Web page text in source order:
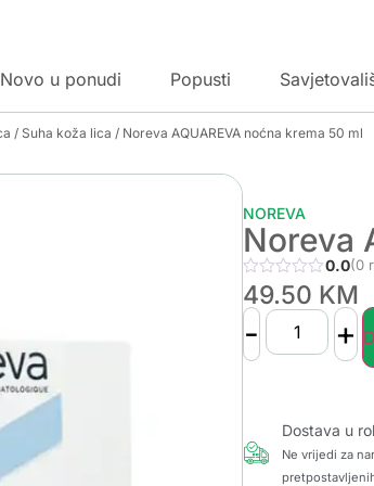
Novo u ponudi Popusti
/ Suha koža lica / Noreva AQUAREVA noćna krema 50 ml
NOREVA
Noreva
0.0(0
49.50 KM
- +
Dostava u
Ne vrijedi za